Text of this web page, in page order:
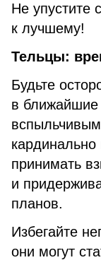
Не упустите
к лучшему!
Тельцы:
Будьте
в ближайшие
принимать
и
планов.
Избегайте
они могут